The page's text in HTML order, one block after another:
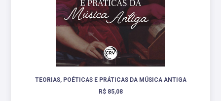
TEORIAS, POÉTICAS E PRÁTICAS DA MÚSICA ANTIGA
R$ 85,08